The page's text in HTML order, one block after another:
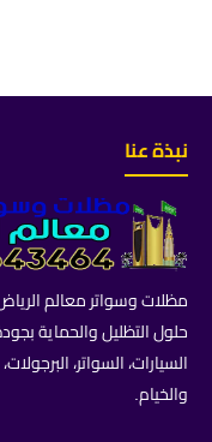
نبذة عنا
مظلات وسواتر معالم
حلول التظليل والحماية
السيارات، السواتر،
والخيام.